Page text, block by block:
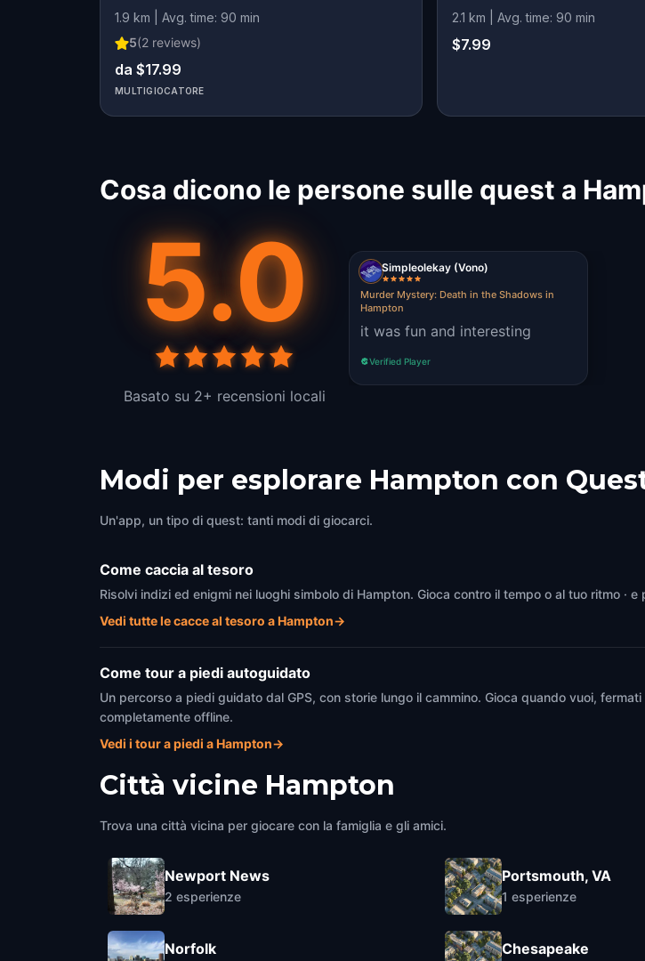
1.9 km | Avg. time: 90 min
5(2 reviews)
da $17.99
MULTIGIOCATORE
2.1 km | Avg. time: 90 min
$7.99
Cosa dicono le persone sulle quest a
5.0
Basato su 2+ recensioni locali
Simpleolekay (Vono)
Murder Mystery: Death in the Shadows in
Hampton
it was fun and interesting
Verified Player
Modi per esplorare Hampton con
Un'app, un tipo di quest: tanti modi di giocarci.
Come caccia al tesoro
Risolvi indizi ed enigmi nei luoghi simbolo di Hampton. Gioca contro il tempo o al tuo ritmo ·
Vedi tutte le cacce al tesoro a Hampton→
Come tour a piedi autoguidato
Un percorso a piedi guidato dal GPS, con storie lungo il cammino. Gioca quando vuoi,
completamente offline.
Vedi i tour a piedi a Hampton→
Città vicine Hampton
Trova una città vicina per giocare con la famiglia e gli amici.
Newport News
2 esperienze
Norfolk
Portsmouth, VA
1 esperienze
Chesapeake